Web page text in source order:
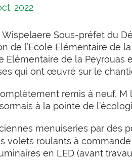
2022
Sous-préfet du
de l’Ecole Elémentaire de
Elémentaire de la
qui ont œuvré sur le
remis à neuf,
à la pointe de
menuiseries par
volets roulants à
en LED (avant